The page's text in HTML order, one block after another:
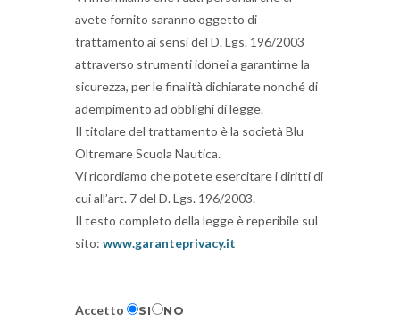
avete fornito saranno oggetto di
trattamento ai sensi del D. Lgs. 196/2003
attraverso strumenti idonei a garantirne la
sicurezza, per le finalità dichiarate nonché di
adempimento ad obblighi di legge.
Il titolare del trattamento è la società Blu
Oltremare Scuola Nautica.
Vi ricordiamo che potete esercitare i diritti di
cui all’art. 7 del D. Lgs. 196/2003.
Il testo completo della legge è reperibile sul
sito: www.garanteprivacy.it
Accetto SI NO